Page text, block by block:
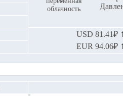
облачность
USD 81.41₽
EUR 94.06₽